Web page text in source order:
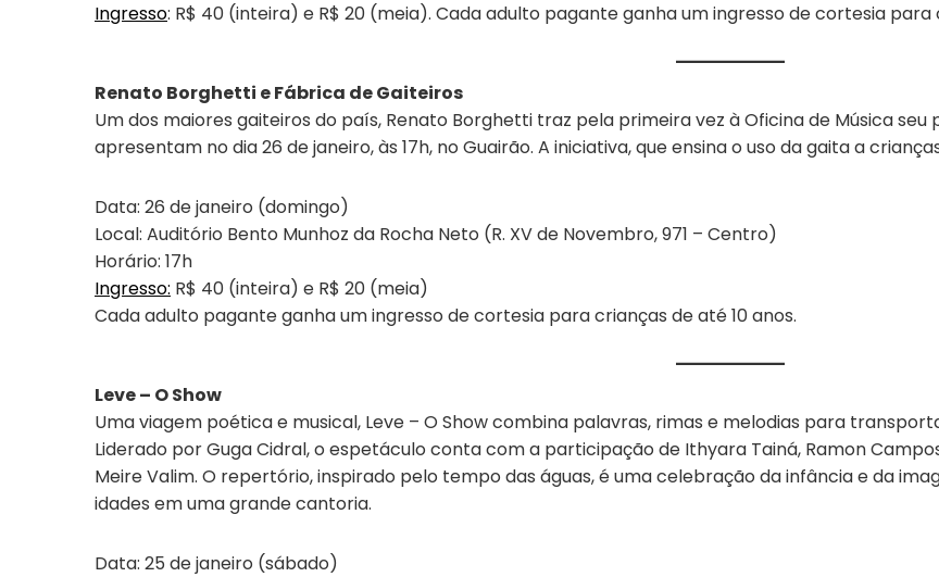
Ingresso: R$ 40 (inteira) e R$ 20 (meia). Cada adulto pagante ganha um ingresso de cortesia para
Renato Borghetti e Fábrica de Gaiteiros
Um dos maiores gaiteiros do país, Renato Borghetti traz pela primeira vez à Oficina de Música
apresentam no dia 26 de janeiro, às 17h, no Guairão. A iniciativa, que ensina o uso da gaita a
Data: 26 de janeiro (domingo)
Local: Auditório Bento Munhoz da Rocha Neto (R. XV de Novembro, 971 – Centro)
Horário: 17h
Ingresso: R$ 40 (inteira) e R$ 20 (meia)
Cada adulto pagante ganha um ingresso de cortesia para crianças de até 10 anos.
Leve – O Show
Uma viagem poética e musical, Leve – O Show combina palavras, rimas e melodias para
Liderado por Guga Cidral, o espetáculo conta com a participação de Ithyara Tainá, Ramon
Meire Valim. O repertório, inspirado pelo tempo das águas, é uma celebração da infância e da
idades em uma grande cantoria.
Data: 25 de janeiro (sábado)